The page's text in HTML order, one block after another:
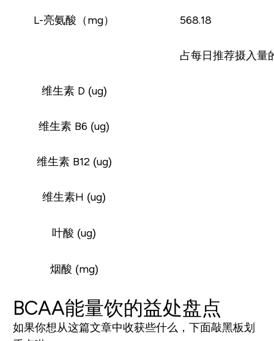
L-亮氨酸（mg） 568.18
占每日推荐摄入量
维生素 D (ug)
维生素 B6 (ug)
维生素 B12 (ug)
维生素H (ug)
叶酸 (ug)
烟酸 (mg)
BCAA能量饮的益处盘点
如果你想从这篇文章中收获些什么，下面敲黑板划